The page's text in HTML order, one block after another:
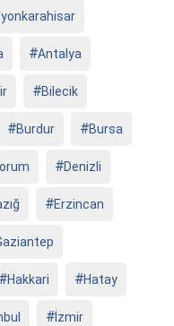
Antalya
Bilecik
Burdur Bursa
Denizli
Erzincan
Hakkari Hatay
İzmir